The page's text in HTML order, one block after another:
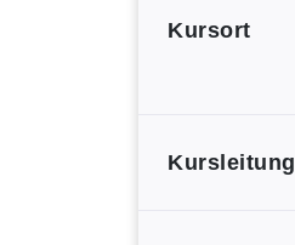
Kursort
Kursleitung